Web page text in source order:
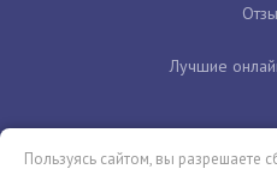
Лучшие
Пользуясь сайтом, вы разрешаете